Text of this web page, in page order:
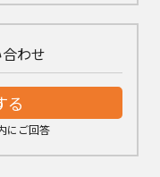
わせ
る
にご回答